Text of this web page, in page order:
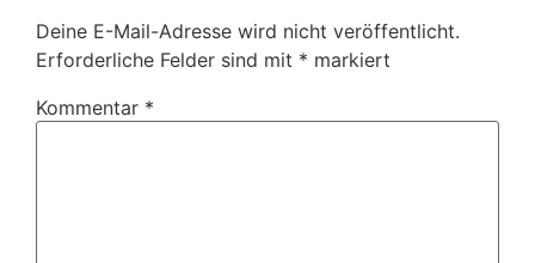
Deine E-Mail-Adresse wird nicht veröffentlicht.
Erforderliche Felder sind mit * markiert
Kommentar *